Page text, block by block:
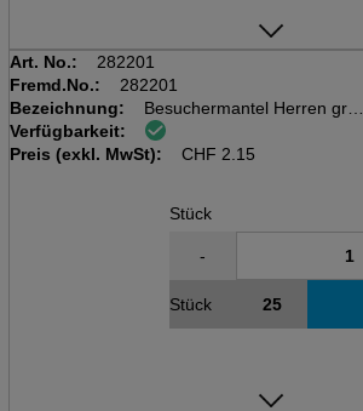
Art. No.:
282201
Fremd.No.:
282201
Bezeichnung:
Besuchermantel Herren grün
aus Vlies PLP 30 gr/m2 mit
Klettverschluss, 75 x 125 cm
Verfügbarkeit:
Preis (exkl. MwSt):
CHF 2.15
Stück
-
Stück